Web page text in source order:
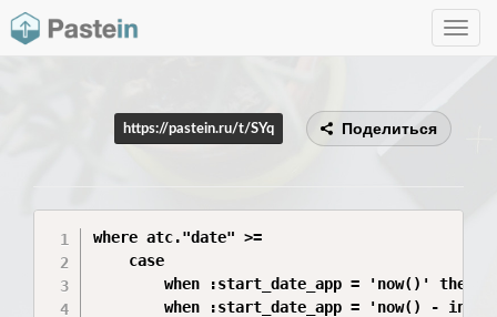
Toggle
https://pastein.ru/t/SYq Поделиться
where atc."date" >=
    case
when :start_date_app = 'now()' then
when :start_date_app = 'now() -